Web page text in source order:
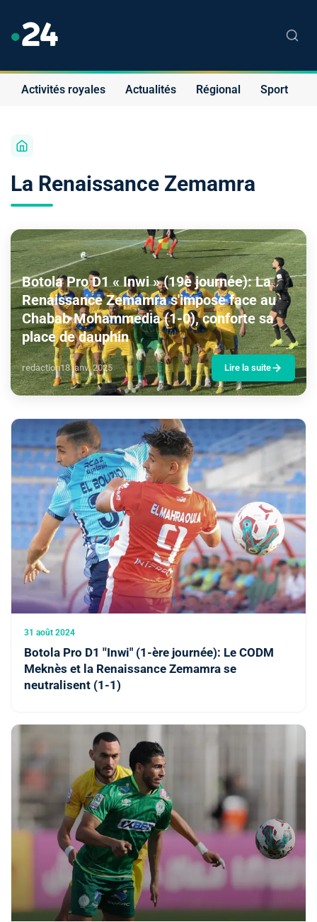
Activités royales Actualités Régional Sport
La Renaissance Zemamra
Botola Pro D1 « Inwi » (19è journée): La
Renaissance Zemamra s'impose face au
Chabab Mohammedia (1-0), conforte sa
place de dauphin
redaction18 janv. 2025 Lire la suite
31 août 2024
Botola Pro D1 ''Inwi" (1-ère journée): Le CODM
Meknès et la Renaissance Zemamra se
neutralisent (1-1)